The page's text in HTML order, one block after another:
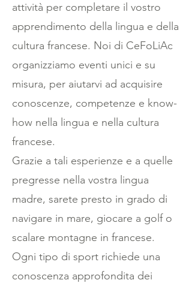
attività per completare il vostro
apprendimento della lingua e della
cultura francese. Noi di CeFoLiAc
organizziamo eventi unici e su
misura, per aiutarvi ad acquisire
conoscenze, competenze e know-
how nella lingua e nella cultura
francese.
Grazie a tali esperienze e a quelle
pregresse nella vostra lingua
madre, sarete presto in grado di
navigare in mare, giocare a golf o
scalare montagne in francese.
Ogni tipo di sport richiede una
conoscenza approfondita dei